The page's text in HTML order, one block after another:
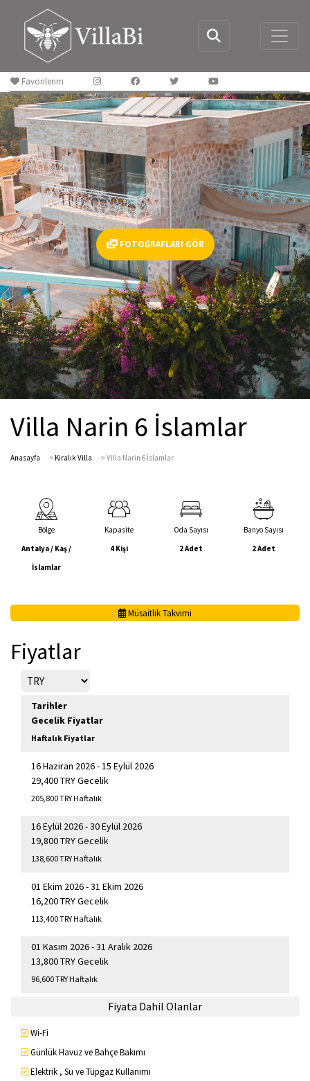
Favorilerim
FOTOĞRAFLARI GÖR
Villa Narin 6 İslamlar
Anasayfa > Kiralık Villa >Villa Narin 6 İslamlar
Bölge
Antalya / Kaş /
İslamlar
Kapasite
4 Kişi
Oda Sayısı
2 Adet
Banyo Sayısı
2 Adet
Müsaitlik Takvimi
Fiyatlar
Tarihler
Gecelik Fiyatlar
Haftalık Fiyatlar
16 Haziran 2026 - 15 Eylül 2026
29,400 TRY Gecelik
205,800 TRY Haftalık
16 Eylül 2026 - 30 Eylül 2026
19,800 TRY Gecelik
138,600 TRY Haftalık
01 Ekim 2026 - 31 Ekim 2026
16,200 TRY Gecelik
113,400 TRY Haftalık
01 Kasım 2026 - 31 Aralık 2026
13,800 TRY Gecelik
96,600 TRY Haftalık
Fiyata Dahil Olanlar
Wi-Fi
Günlük Havuz ve Bahçe Bakımı
Elektrik , Su ve Tüpgaz Kullanımı